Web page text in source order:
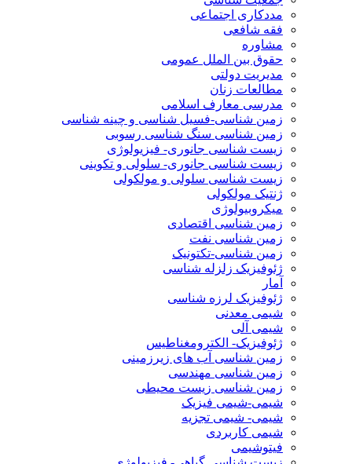
مددکاری اجتماعی
فقه شافعی
مشاوره
حقوق بین الملل عمومی
مدیریت دولتی
مطالعات زنان
مدرسی معارف اسلامی
زمین شناسی-فسیل شناسی و چینه شناسی
زمین شناسی سنگ شناسی رسوبی
زیست شناسی جانوری- فیزیولوژی
زیست شناسی جانوری- سلولی و تکوینی
زیست شناسی سلولی و مولکولی
ژنتیک مولکولی
میکروبیولوژی
زمین شناسی اقتصادی
زمین شناسی نفت
زمین شناسی-تکتونیک
ژئوفیزیک زلزله شناسی
آمار
ژئوفیزیک لرزه شناسی
شیمی معدنی
شیمی آلی
ژئوفیزیک- الکترومغناطیس
زمین شناسی آب های زیرزمینی
زمین شناسی مهندسی
زمین شناسی زیست محیطی
شیمی-شیمی فیزیک
شیمی- شیمی تجزیه
شیمی کاربردی
فیتوشیمی